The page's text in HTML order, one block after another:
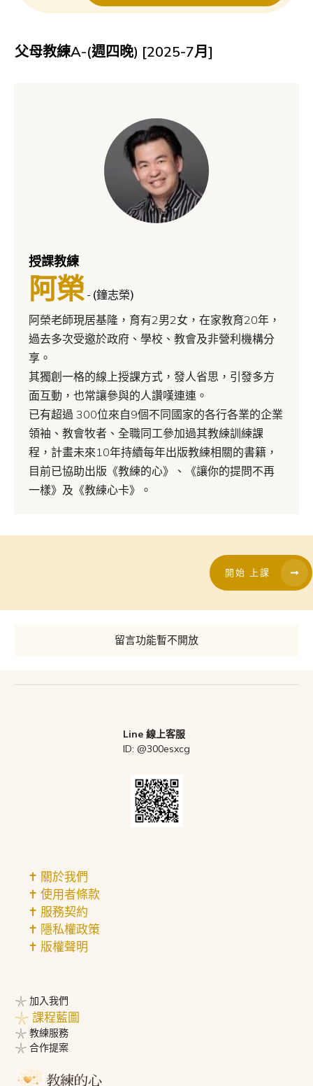
父母教練A-(週四晚) [2025-7月]
授課教練
阿榮 - (鐘志榮)
阿榮老師現居基隆，育有2男2女，在家教育20年，
過去多次受邀於政府、學校、教會及非營利機構分
享。
其獨創一格的線上授課方式，發人省思，引發多方
面互動，也常讓參與的人讚嘆連連。
已有超過 300位來自9個不同國家的各行各業的企業
領袖、教會牧者、全職同工參加過其教練訓練課
程，計畫未來10年持續每年出版教練相關的書籍，
目前已協助出版《教練的心》、《讓你的提問不再
一樣》及《教練心卡》。
開始 上課
留言功能暫不開放
Line 線上客服
ID: @300esxcg
✝︎ 關於我們
✝︎ 使用者條款
✝︎ 服務契約
✝︎ 隱私權政策
✝︎ 版權聲明
𓇼 加入我們
𓇼 課程藍圖
𓇼 教練服務
𓇼 合作提案